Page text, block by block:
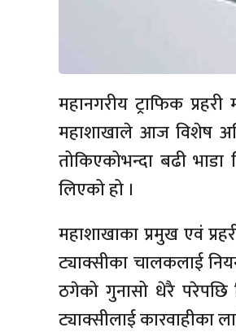
महानगरीय ट्राफिक
महाशाखाले आज विशेष
तोकिएकोभन्दा बढी भाडा
लिएको हो ।
महाशाखाका प्रमुख एवं
ट्याक्सीका चालकलाई
ठगेको गुनासो धेरै परेपछि
ट्याक्सीलाई कारवाहीका